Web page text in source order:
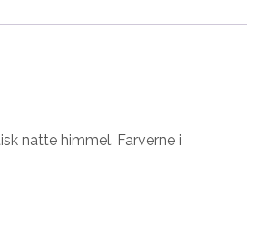
natte himmel. Farverne i